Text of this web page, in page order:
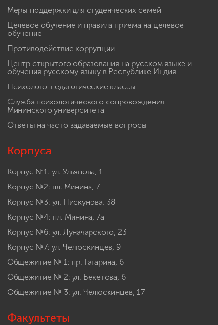
Меры поддержки для студенческих семей
Целевое обучение и правила приема на целевое
обучение
Противодействие коррупции
Центр открытого образования на русском языке и
обучения русскому языку в Республике Индия
Психолого-педагогические классы
Служба психологического сопровождения
Мининского университета
Ответы на часто задаваемые вопросы
Корпуса
Корпус №1: ул. Ульянова, 1
Корпус №2: пл. Минина, 7
Корпус №3: ул. Пискунова, 38
Корпус №4: пл. Минина, 7а
Корпус №6: ул. Луначарского, 23
Корпус №7: ул. Челюскинцев, 9
Общежитие № 1: пр. Гагарина, 6
Общежитие № 2: ул. Бекетова, 6
Общежитие № 3: ул. Челюскинцев, 17
Факультеты